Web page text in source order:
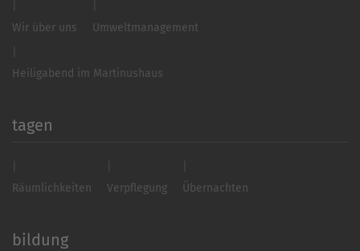
Wir über uns Umweltmanagement
Heiligabend im Martinushaus
tagen
Räumlichkeiten Verpflegung Übernachten
bildung